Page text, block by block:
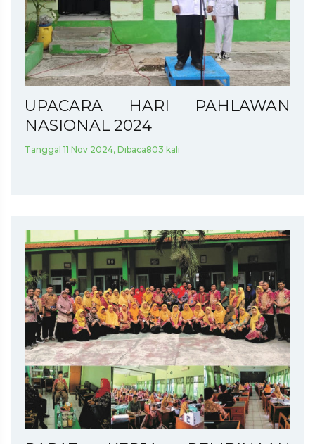
UPACARA HARI PAHLAWAN
NASIONAL 2024
Tanggal 11 Nov 2024, Dibaca803 kali